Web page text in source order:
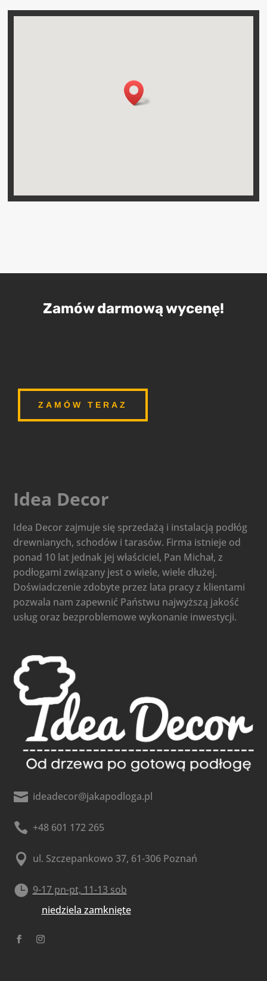
Zamów darmową wycenę!
ZAMÓW TERAZ
Idea Decor
Idea Decor zajmuje się sprzedażą i instalacją podłóg
drewnianych, schodów i tarasów. Firma istnieje od
ponad 10 lat jednak jej właściciel, Pan Michał, z
podłogami związany jest o wiele, wiele dłużej.
Doświadczenie zdobyte przez lata pracy z klientami
pozwala nam zapewnić Państwu najwyższą jakość
usług oraz bezproblemowe wykonanie inwestycji.
 ideadecor@jakapodloga.pl
 +48 601 172 265
 ul. Szczepankowo 37, 61-306 Poznań
 9-17 pn-pt, 11-13 sob
niedziela zamknięte